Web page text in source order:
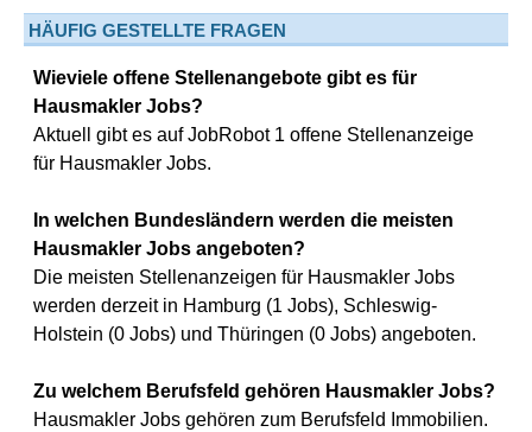
HÄUFIG GESTELLTE FRAGEN
Wieviele offene Stellenangebote gibt es für
Hausmakler Jobs?
Aktuell gibt es auf JobRobot 1 offene Stellenanzeige
für Hausmakler Jobs.
In welchen Bundesländern werden die meisten
Hausmakler Jobs angeboten?
Die meisten Stellenanzeigen für Hausmakler Jobs
werden derzeit in Hamburg (1 Jobs), Schleswig-
Holstein (0 Jobs) und Thüringen (0 Jobs) angeboten.
Zu welchem Berufsfeld gehören Hausmakler Jobs?
Hausmakler Jobs gehören zum Berufsfeld Immobilien.